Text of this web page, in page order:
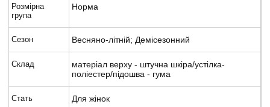
Розмірна
група
Норма
Сезон Весняно-літній; Демісезонний
Склад
матеріал верху - штучна шкіра/устілка-
поліестер/підошва - гума
Стать Для жінок